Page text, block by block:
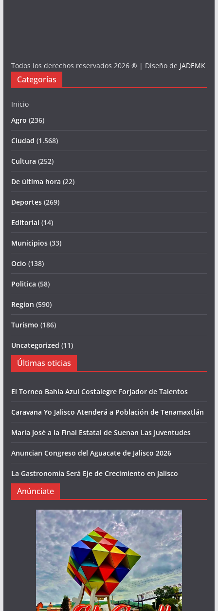
Todos los derechos reservados 2026 ® | Diseño de JADEMK
Categorías
Inicio
Agro (236)
Ciudad (1.568)
Cultura (252)
De última hora (22)
Deportes(269)
Editorial (14)
Municipios(33)
Ocio (138)
Politica (58)
Region (590)
Turismo (186)
Uncategorized (11)
Últimas oticias
El Torneo Bahía Azul Costalegre Forjador de Talentos
Caravana Yo Jalisco Atenderá a Población de Tenamaxtlán
María José a la Final Estatal de Suenan Las Juventudes
Anuncian Congreso del Aguacate de Jalisco 2026
La Gastronomía Será Eje de Crecimiento en Jalisco
Anúnciate